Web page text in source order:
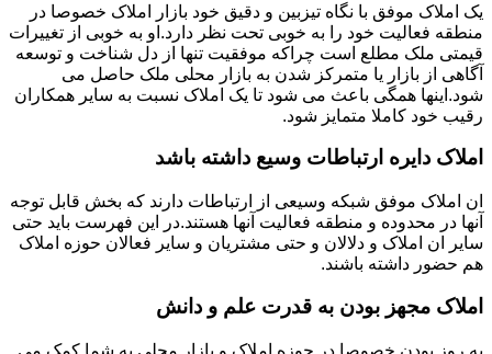
یک املاک موفق با نگاه تیزبین و دقیق خود بازار املاک خصوصا در
منطقه فعالیت خود را به خوبی تحت نظر دارد.او به خوبی از تغییرات
قیمتی ملک مطلع است چراکه موفقیت تنها از دل شناخت و توسعه
آگاهی از بازار یا متمرکز شدن به بازار محلی ملک حاصل می
شود.اینها همگی باعث می شود تا یک املاک نسبت به سایر همکاران
رقیب خود کاملا متمایز شود.
املاک دایره ارتباطات وسیع داشته باشد
ان املاک موفق شبکه وسیعی از ارتباطات دارند که بخش قابل توجه
آنها در محدوده و منطقه فعالیت آنها هستند.در این فهرست باید حتی
سایر ان املاک و دلالان و حتی مشتریان و سایر فعالان حوزه املاک
هم حضور داشته باشند.
املاک مجهز بودن به قدرت علم و دانش
به روز بودن خصوصا در حوزه املاک و بازار محلی به شما کمک می